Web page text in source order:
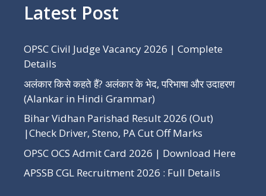
Latest Post
OPSC Civil Judge Vacancy 2026 | Complete
Details
अलंकार किसे कहते हैं? अलंकार के भेद, परिभाषा और उदाहरण
(Alankar in Hindi Grammar)
Bihar Vidhan Parishad Result 2026 (Out)
|Check Driver, Steno, PA Cut Off Marks
OPSC OCS Admit Card 2026 | Download Here
APSSB CGL Recruitment 2026 : Full Details